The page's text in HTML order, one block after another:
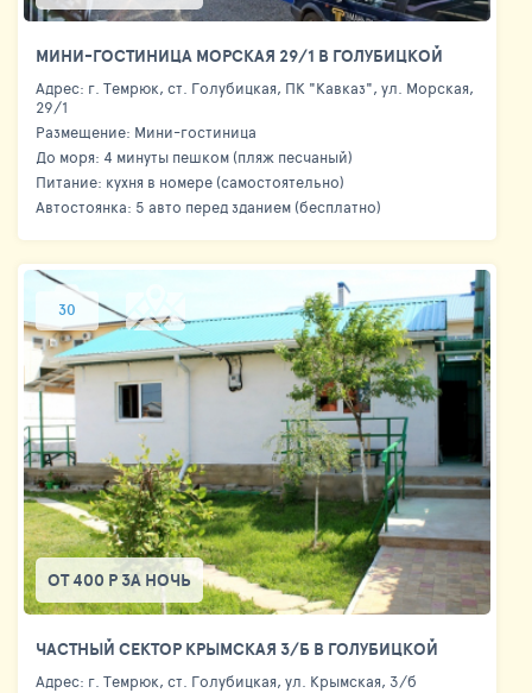
МИНИ-ГОСТИНИЦА МОРСКАЯ 29/1 В ГОЛУБИЦКОЙ
Адрес: г. Темрюк, ст. Голубицкая, ПК "Кавказ", ул. Морская,
29/1
Размещение: Мини-гостиница
До моря: 4 минуты пешком (пляж песчаный)
Питание: кухня в номере (самостоятельно)
Автостоянка: 5 авто перед зданием (бесплатно)
30
ОТ 400 Р ЗА НОЧЬ
ЧАСТНЫЙ СЕКТОР КРЫМСКАЯ 3/Б В ГОЛУБИЦКОЙ
Адрес: г. Темрюк, ст. Голубицкая, ул. Крымская, 3/б